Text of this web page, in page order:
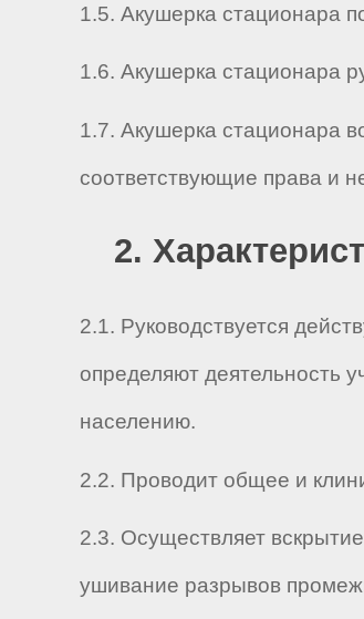
1.5. Акушерка стационара
1.6. Акушерка стационара
1.7. Акушерка стационара
соответствующие права и
2.
2.1. Руководствуется
определяют деятельность
населению.
2.2. Проводит общее и
2.3. Осуществляет
ушивание разрывов